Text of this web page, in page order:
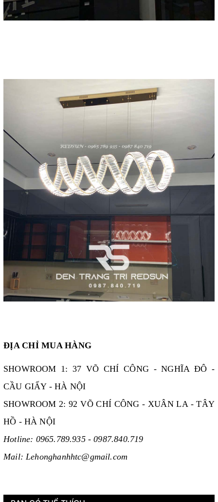
ĐỊA CHỈ MUA HÀNG
SHOWROOM 1: 37 VÕ CHÍ CÔNG - NGHĨA ĐÔ -
CẦU GIẤY - HÀ NỘI
SHOWROOM 2: 92 VÕ CHÍ CÔNG - XUÂN LA - TÂY
HỒ - HÀ NỘI
Hotline: 0965.789.935 - 0987.840.719
Mail: Lehonghanhhtc@gmail.com